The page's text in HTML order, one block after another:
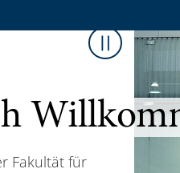
Slider
Fakultät für